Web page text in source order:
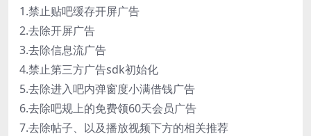
1.禁止贴吧缓存开屏广告
2.去除开屏广告
3.去除信息流广告
4.禁止第三方广告sdk初始化
5.去除进入吧内弹窗度小满借钱广告
6.去除吧规上的免费领60天会员广告
7.去除帖子、以及播放视频下方的相关推荐